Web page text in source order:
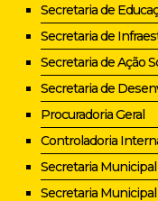
Secretaria de
Secretaria de
Secretaria de Ação
Secretaria de
Procuradoria Geral
Controladoria
Secretaria
Secretaria Municipal